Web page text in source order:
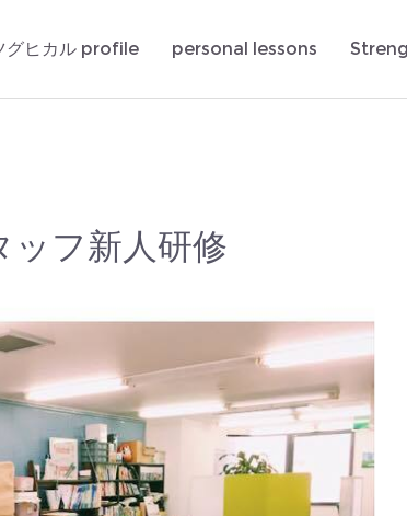
グヒカル profile personal lessons
ッフ新人研修